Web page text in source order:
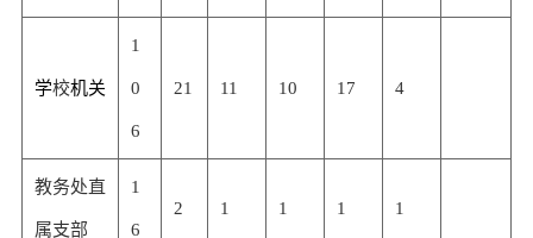
学校机关
1
0
6
21 11 10 17 4
教务处直
属支部
1
6
2 1 1 1 1